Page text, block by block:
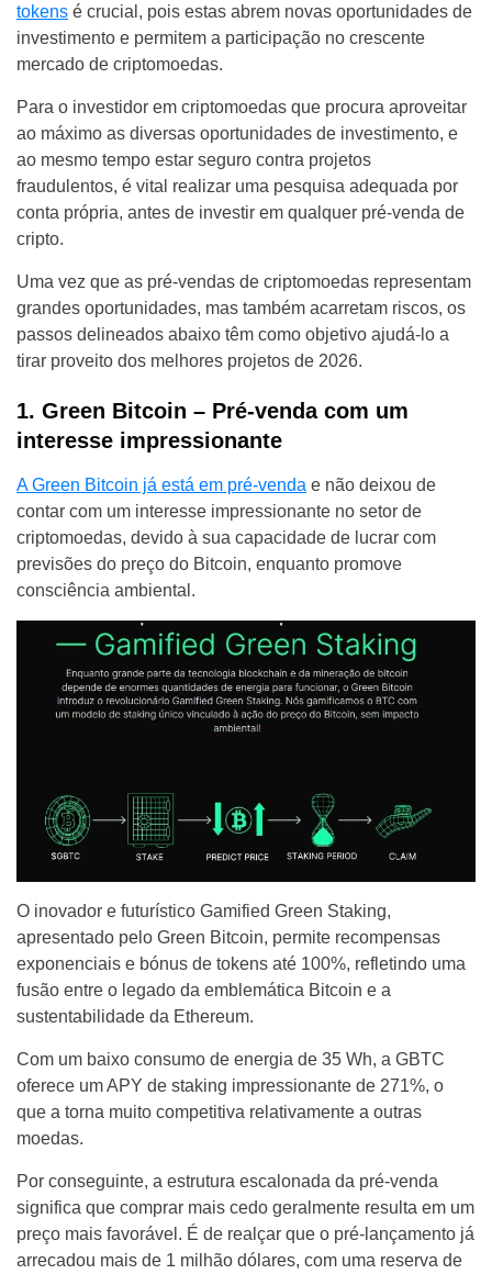
tokens é crucial, pois estas abrem novas oportunidades de
investimento e permitem a participação no crescente
mercado de criptomoedas.
Para o investidor em criptomoedas que procura aproveitar
ao máximo as diversas oportunidades de investimento, e
ao mesmo tempo estar seguro contra projetos
fraudulentos, é vital realizar uma pesquisa adequada por
conta própria, antes de investir em qualquer pré-venda de
cripto.
Uma vez que as pré-vendas de criptomoedas representam
grandes oportunidades, mas também acarretam riscos, os
passos delineados abaixo têm como objetivo ajudá-lo a
tirar proveito dos melhores projetos de 2026.
1. Green Bitcoin – Pré-venda com um
interesse impressionante
A Green Bitcoin já está em pré-venda e não deixou de
contar com um interesse impressionante no setor de
criptomoedas, devido à sua capacidade de lucrar com
previsões do preço do Bitcoin, enquanto promove
consciência ambiental.
O inovador e futurístico Gamified Green Staking,
apresentado pelo Green Bitcoin, permite recompensas
exponenciais e bónus de tokens até 100%, refletindo uma
fusão entre o legado da emblemática Bitcoin e a
sustentabilidade da Ethereum.
Com um baixo consumo de energia de 35 Wh, a GBTC
oferece um APY de staking impressionante de 271%, o
que a torna muito competitiva relativamente a outras
moedas.
Por conseguinte, a estrutura escalonada da pré-venda
significa que comprar mais cedo geralmente resulta em um
preço mais favorável. É de realçar que o pré-lançamento já
arrecadou mais de 1 milhão dólares, com uma reserva de